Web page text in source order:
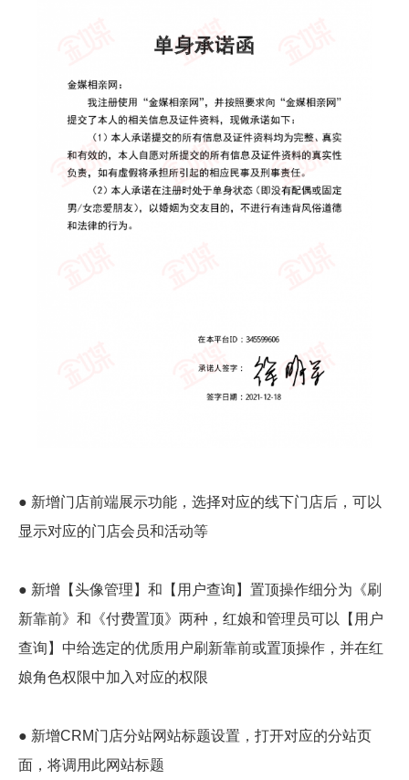
● 新增门店前端展示功能，选择对应的线下门店后，可以
显示对应的门店会员和活动等
● 新增【头像管理】和【用户查询】置顶操作细分为《刷
新靠前》和《付费置顶》两种，红娘和管理员可以【用户
查询】中给选定的优质用户刷新靠前或置顶操作，并在红
娘角色权限中加入对应的权限
● 新增CRM门店分站网站标题设置，打开对应的分站页
面，将调用此网站标题